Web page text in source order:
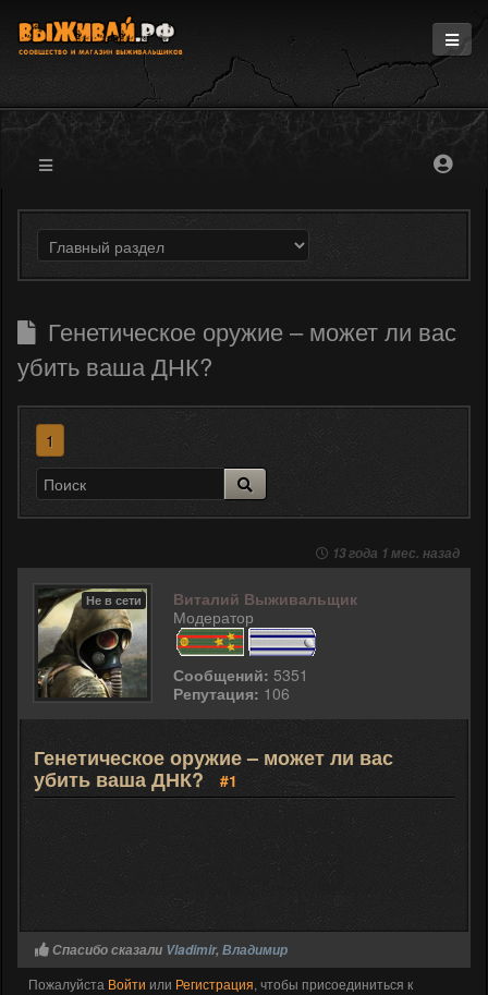
Информация
Магазин
Форум
Генетическое оружие – может ли вас
убить ваша ДНК?
1
13 года 1 мес. назад
Не в сети
Виталий Выживальщик
Модератор
Сообщений: 5351
Репутация: 106
Генетическое оружие – может ли вас
убить ваша ДНК? #1
Спасибо сказали Vladimir, Владимир
Пожалуйста Войти или Регистрация, чтобы присоединиться к